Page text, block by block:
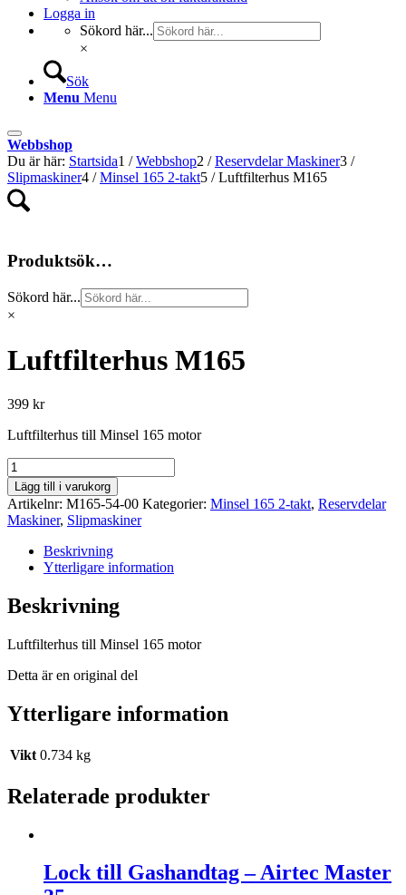
Logga in
Sökord här...
×
Sök
Menu Menu
Webbshop
Du är här: Startsida1 / Webbshop2 / Reservdelar Maskiner3 /
Slipmaskiner4 / Minsel 165 2-takt5 / Luftfilterhus M165
Produktsök…
Sökord här...
×
Luftfilterhus M165
399 kr
Luftfilterhus till Minsel 165 motor
Luftfilterhus
M165
mängd
Lägg till i varukorg
Artikelnr: M165-54-00 Kategorier: Minsel 165 2-takt, Reservdelar
Maskiner, Slipmaskiner
Beskrivning
Ytterligare information
Beskrivning
Luftfilterhus till Minsel 165 motor
Detta är en original del
Ytterligare information
Vikt 0.734 kg
Relaterade produkter
Lock till Gashandtag – Airtec Master